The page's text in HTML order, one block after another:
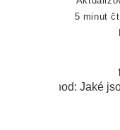
5 minut
důchod: Jaké